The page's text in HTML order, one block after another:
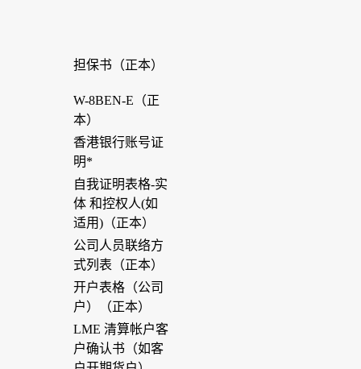
担保书（正本）
W-8BEN-E（正
本）
香港银行账号证
明*
自我证明表格-实
体 和控权人(如
适用)（正本）
公司人员联络方
式列表（正本）
开户表格（公司
户）（正本）
LME 清算帐户客
户确认书（如客